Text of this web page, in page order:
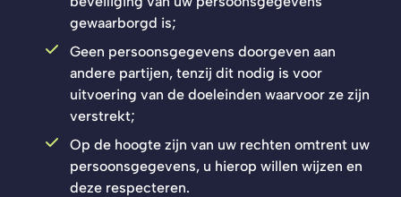
gewaarborgd is;
Geen persoonsgegevens doorgeven aan
andere partijen, tenzij dit nodig is voor
uitvoering van de doeleinden waarvoor ze zijn
verstrekt;
Op de hoogte zijn van uw rechten omtrent uw
persoonsgegevens, u hierop willen wijzen en
deze respecteren.